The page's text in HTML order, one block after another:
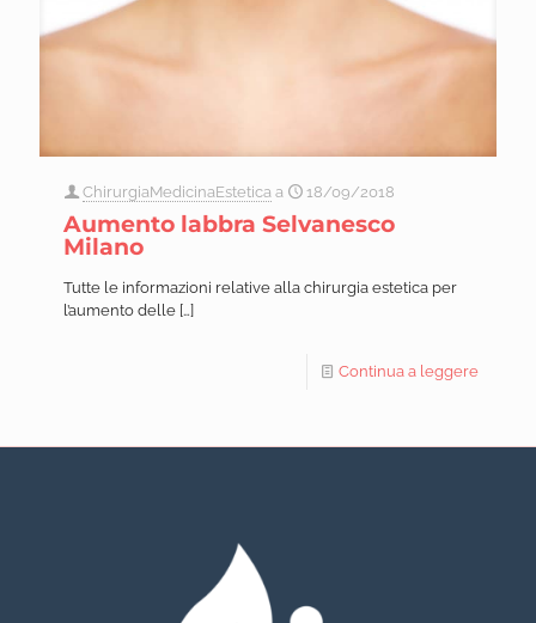
ChirurgiaMedicinaEstetica a 18/09/2018
Aumento labbra Selvanesco
Milano
Tutte le informazioni relative alla chirurgia estetica per
l’aumento delle […]
Continua a leggere